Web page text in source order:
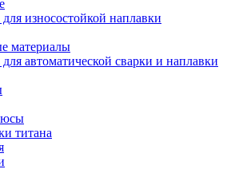
износостойкой наплавки
материалы
автоматической сварки и наплавки
титана